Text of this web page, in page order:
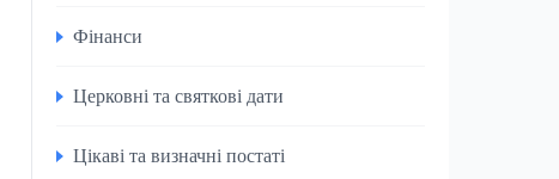
Фінанси
Церковні та святкові дати
Цікаві та визначні постаті